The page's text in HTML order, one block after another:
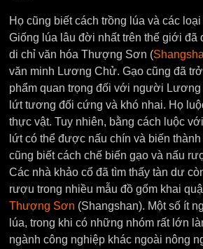
Họ cũng biết cách trồng lúa và các
Giống lúa lâu đời nhất trên thế giới đã
di chỉ văn hóa Thượng Sơn (
văn minh Lương Chử. Gạo cũng đã
phẩm quan trọng đối với người
lứt tương đối cứng và khó nhai. Họ
thực vật. Tuy nhiên, bằng cách luộc
lứt có thể được nấu chín và biến
cũng biết cách chế biến gạo và nấu
Các nhà khảo cổ đã tìm thấy tàn dư
rượu trong nhiều mẫu đồ gốm khai
Thượng Sơn (Shangshan). Một số ít
lúa, trong khi có những nhóm rất lớn
ngành công nghiệp khác ngoài nông